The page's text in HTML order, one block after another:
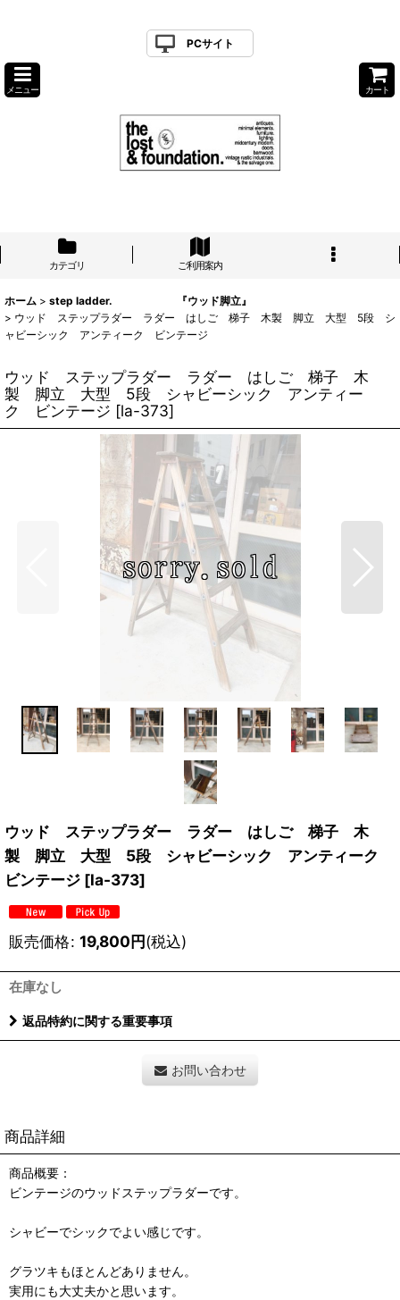
PCサイト
メニュー カート
カテゴリ ご利用案内
ホーム > step ladder. 『ウッド脚立』
> ウッド ステップラダー ラダー はしご 梯子 木製 脚立 大型 5段 シ
ャビーシック アンティーク ビンテージ
ウッド ステップラダー ラダー はしご 梯子 木
製 脚立 大型 5段 シャビーシック アンティー
ク ビンテージ [la-373]
ウッド ステップラダー ラダー はしご 梯子 木
製 脚立 大型 5段 シャビーシック アンティーク
ビンテージ [la-373]
販売価格: 19,800円(税込)
在庫なし
返品特約に関する重要事項
お問い合わせ
商品詳細
商品概要：
ビンテージのウッドステップラダーです。
シャビーでシックでよい感じです。
グラツキもほとんどありません。
実用にも大丈夫かと思います。